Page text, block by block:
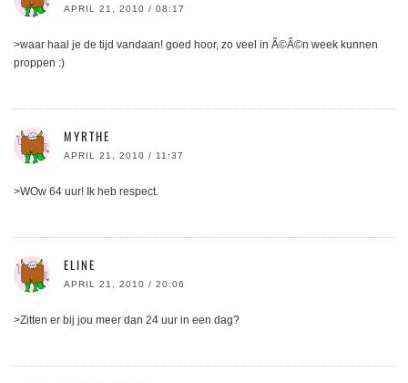
APRIL 21, 2010 / 08:17
>waar haal je de tijd vandaan! goed hoor, zo veel in Ã©Ã©n week kunnen
proppen :)
MYRTHE
APRIL 21, 2010 / 11:37
>WOw 64 uur! Ik heb respect.
ELINE
APRIL 21, 2010 / 20:06
>Zitten er bij jou meer dan 24 uur in een dag?